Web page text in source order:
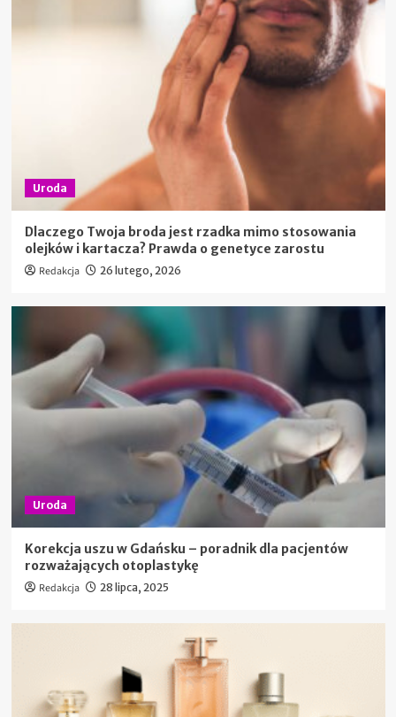
Uroda
Dlaczego Twoja broda jest rzadka mimo stosowania
olejków i kartacza? Prawda o genetyce zarostu
Redakcja 26 lutego, 2026
Uroda
Korekcja uszu w Gdańsku – poradnik dla pacjentów
rozważających otoplastykę
Redakcja 28 lipca, 2025